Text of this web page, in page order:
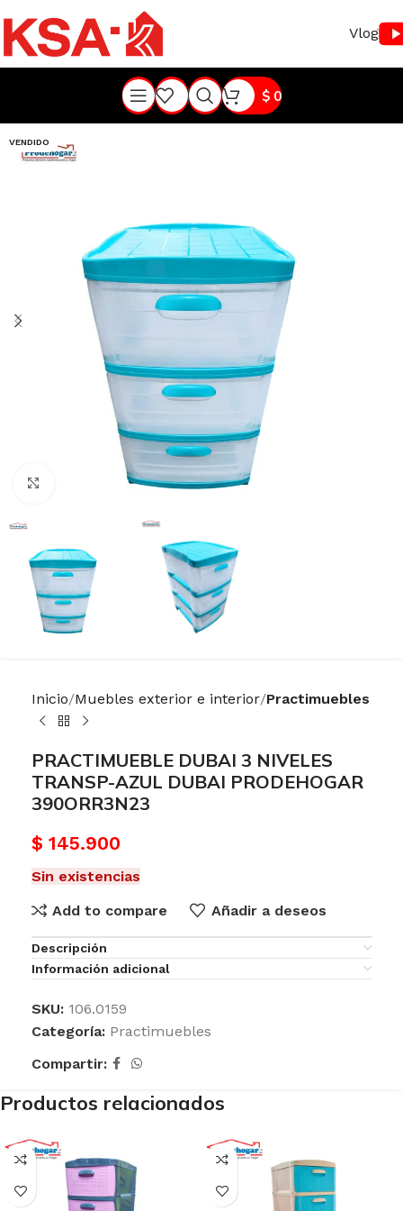
Vlog
$0
VENDIDO
Haga Click para agrandar
Inicio Muebles exterior e interior Practimuebles
PRACTIMUEBLE DUBAI 3 NIVELES
TRANSP-AZUL DUBAI PRODEHOGAR
390ORR3N23
$ 145.900
Sin existencias
Add to compare
Añadir a deseos
Descripción
Información adicional
SKU: 106.0159
Categoría: Practimuebles
Compartir:
Productos relacionados